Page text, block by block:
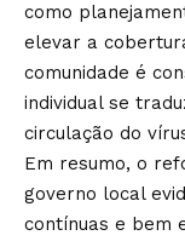
como
elevar a
comunidade é
individual se
circulação do
Em resumo, o
governo local
contínuas e bem